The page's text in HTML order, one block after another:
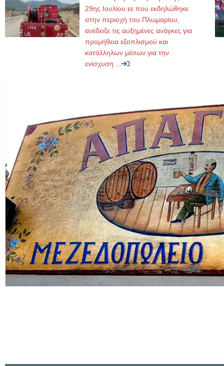
29ης Ιουλίου εε που εκδηλώθηκε
στην περιοχή του Πλωμαρίου,
ανέδειξε τις αυξημένες ανάγκες για
προμήθεια εξοπλισμού και
κατάλληλων μέσων για την
ενίσχυση ...